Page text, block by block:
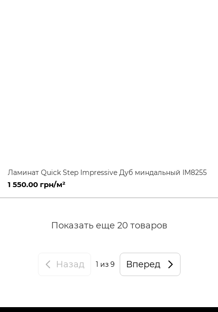
Ламинат Quick Step Impressive Дуб миндальный IM8255
1 550.00 грн/м²
Показать еще 20 товаров
Назад 1 из 9 Вперед